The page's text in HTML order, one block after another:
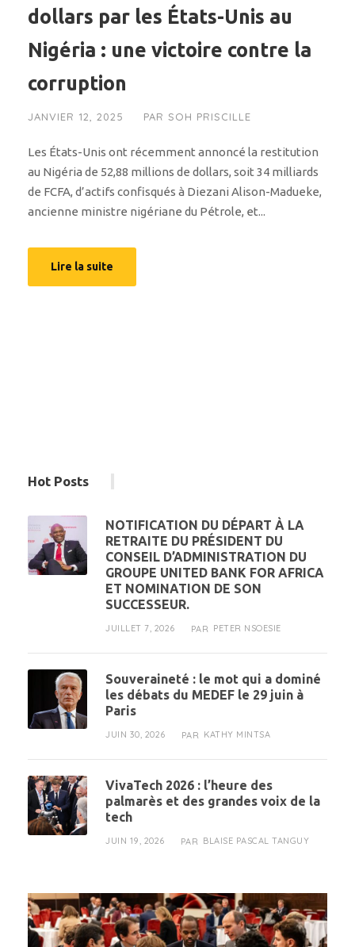
dollars par les États-Unis au
Nigéria : une victoire contre la
corruption
JANVIER 12, 2025 PAR SOH PRISCILLE
Les États-Unis ont récemment annoncé la restitution
au Nigéria de 52,88 millions de dollars, soit 34 milliards
de FCFA, d’actifs confisqués à Diezani Alison-Madueke,
ancienne ministre nigériane du Pétrole, et...
Lire la suite
Hot Posts
NOTIFICATION DU DÉPART À LA
RETRAITE DU PRÉSIDENT DU
CONSEIL D’ADMINISTRATION DU
GROUPE UNITED BANK FOR AFRICA
ET NOMINATION DE SON
SUCCESSEUR.
JUILLET 7, 2026 PAR PETER NSOESIE
Souveraineté : le mot qui a dominé
les débats du MEDEF le 29 juin à
Paris
JUIN 30, 2026 PAR KATHY MINTSA
VivaTech 2026 : l’heure des
palmarès et des grandes voix de la
tech
JUIN 19, 2026 PAR BLAISE PASCAL TANGUY